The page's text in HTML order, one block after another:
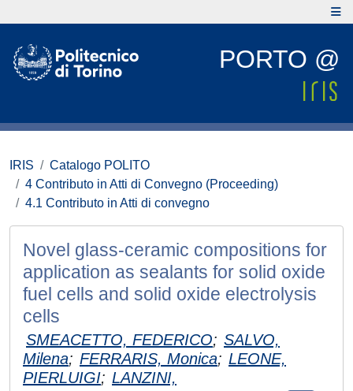
PORTO @
IRIS
Catalogo POLITO
4 Contributo in Atti di Convegno (Proceeding)
4.1 Contributo in Atti di convegno
Novel glass-ceramic compositions for
application as sealants for solid oxide
fuel cells and solid oxide electrolysis
cells
SMEACETTO, FEDERICO; SALVO,
Milena; FERRARIS, Monica; LEONE,
PIERLUIGI; LANZINI,